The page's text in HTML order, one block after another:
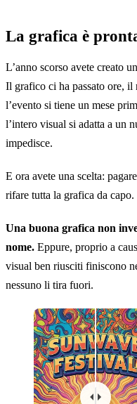
La grafica è
L’anno scorso avete creato
Il grafico ci ha passato ore, il
l’evento si tiene un mese
l’intero visual si adatta a un
impedisce.
E ora avete una scelta:
rifare tutta la grafica da capo.
Una buona grafica non
nome. Eppure, proprio a
visual ben riusciti finiscono
nessuno li tira fuori.